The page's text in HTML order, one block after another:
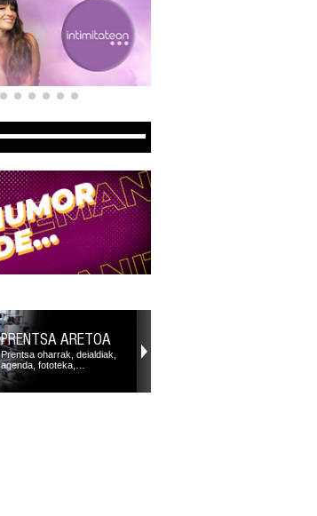
PRENTSA ARETOA
Prentsa oharrak, deialdiak,
agenda, fototeka,…